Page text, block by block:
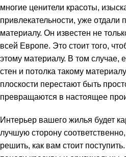
многие ценители красоты,
привлекательности, уже отдали
материалу. Он известен не
всей Европе. Это стоит того,
этому материалу. В том случае,
стен и потолка такому
плоскости перестают быть
превращаются в настоящее
Интерьер вашего жилья будет
лучшую сторону
решить, как вам стоит